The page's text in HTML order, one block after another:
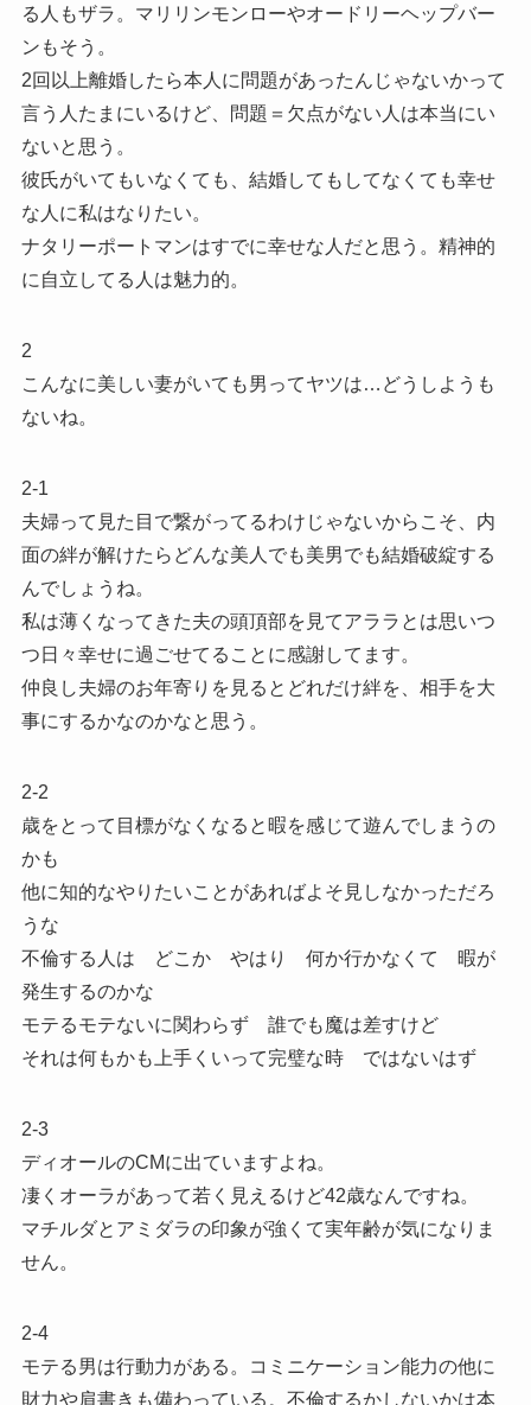
る人もザラ。マリリンモンローやオードリーヘップバー
ンもそう。
2回以上離婚したら本人に問題があったんじゃないかって
言う人たまにいるけど、問題＝欠点がない人は本当にい
ないと思う。
彼氏がいてもいなくても、結婚してもしてなくても幸せ
な人に私はなりたい。
ナタリーポートマンはすでに幸せな人だと思う。精神的
に自立してる人は魅力的。
2
こんなに美しい妻がいても男ってヤツは…どうしようも
ないね。
2-1
夫婦って見た目で繋がってるわけじゃないからこそ、内
面の絆が解けたらどんな美人でも美男でも結婚破綻する
んでしょうね。
私は薄くなってきた夫の頭頂部を見てアララとは思いつ
つ日々幸せに過ごせてることに感謝してます。
仲良し夫婦のお年寄りを見るとどれだけ絆を、相手を大
事にするかなのかなと思う。
2-2
歳をとって目標がなくなると暇を感じて遊んでしまうの
かも
他に知的なやりたいことがあればよそ見しなかっただろ
うな
不倫する人は どこか やはり 何か行かなくて 暇が
発生するのかな
モテるモテないに関わらず 誰でも魔は差すけど
それは何もかも上手くいって完璧な時 ではないはず
2-3
ディオールのCMに出ていますよね。
凄くオーラがあって若く見えるけど42歳なんですね。
マチルダとアミダラの印象が強くて実年齢が気になりま
せん。
2-4
モテる男は行動力がある。コミニケーション能力の他に
財力や肩書きも備わっている。不倫するかしないかは本